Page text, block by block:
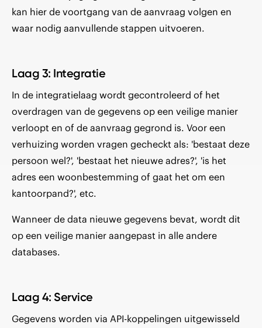
kan hier de voortgang van de aanvraag volgen en
waar nodig aanvullende stappen uitvoeren.
Laag 3: Integratie
In de integratielaag wordt gecontroleerd of het
overdragen van de gegevens op een veilige manier
verloopt en of de aanvraag gegrond is. Voor een
verhuizing worden vragen gecheckt als: 'bestaat deze
persoon wel?', 'bestaat het nieuwe adres?', 'is het
adres een woonbestemming of gaat het om een
kantoorpand?', etc.
Wanneer de data nieuwe gegevens bevat, wordt dit
op een veilige manier aangepast in alle andere
databases.
Laag 4: Service
Gegevens worden via API-koppelingen uitgewisseld